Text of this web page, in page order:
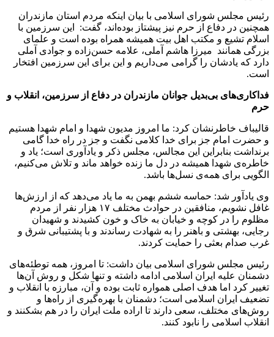
رئیس مجلس شورای اسلامی با بیان اینکه مردم استان مازندران
همچنین در دفاع از حرم نیز پیشتاز بوده‌اند، گفت: این سرزمین با
اسلام تشیع و مکتب اهل بیت همیشه همراه بوده است و علمای
بزرگی همانند میرزا هاشم آملی، علامه حسن‌زاده و جوادی آملی
دارد که یادشان را گرامی می‌داریم و این برای این سرزمین افتخار
است.
فداکاری‌های بی‌بدیل جوانان مازندران در دفاع از سرزمین، انقلاب و
حرم
قالیباف خاطرنشان کرد: ما امروز مدیون شهدا و امام شهدا هستیم
و حضرت امام جز برای خدا کلامی نگفت و جز در راه خدا گامی
برنداشت بنابراین این مجالس، مجلس ذکر و یادآوری است؛ یاد و
خاطره‌ی شهدا همیشه در دل‌ ما زنده خواهد ماند و تلاش می‌کنیم،
الگویی برای همه‌ی نسل‌ها باشد.
وی یادآور شد: حماسه ششم بهمن به ما یاد می‌دهد که از ارزش‌ها
غافل نشویم، منافقین در حوادث مختلف ۱۷ هزار نفر از مردم
مظلوم را در کوچه و خیابان به خاک و خون کشیدند و شهیدان
رجایی، بهشتی و باهنر را به شهادت رساندند و با پشتیبانی شرق و
غرب صدام بعثی را حمایت کردند.
رئیس مجلس شورای اسلامی بیان داشت: تا امروز، همه توطئه‌های
دشمنان علیه ایران اسلامی ادامه داشته و تنها شکل و روش آن‌ها
تغییر کرد اما هدف اصلی همواره ثابت بوده و آن، مبارزه با انقلاب و
تضعیف ایران اسلامی است؛ دشمنان با بهره‌گیری از راه‌ها و
روش‌های مختلف، سعی دارند تا اراده ملت ایران را در هم بشکنند و
انقلاب اسلامی را نابود کنند.